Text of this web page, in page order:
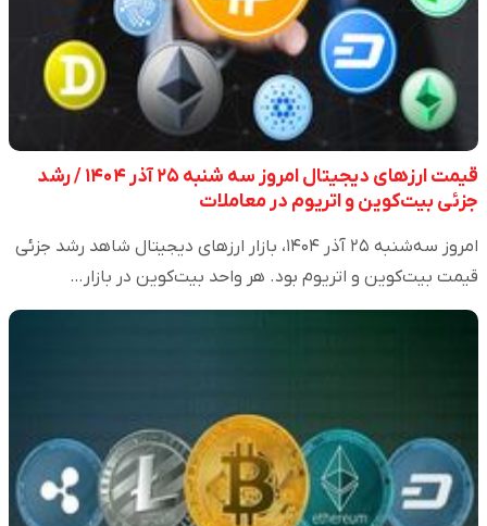
قیمت ارز‌های دیجیتال امروز سه شنبه ۲۵ آذر ۱۴۰۴ / رشد
جزئی بیت‌کوین و اتریوم در معاملات
امروز سه‌شنبه ۲۵ آذر ۱۴۰۴، بازار ارزهای دیجیتال شاهد رشد جزئی
قیمت بیت‌کوین و اتریوم بود. هر واحد بیت‌کوین در بازار…